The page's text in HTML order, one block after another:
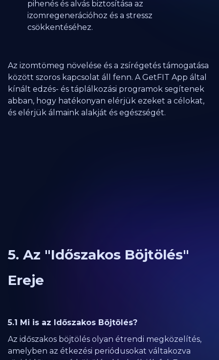
pihenés és alvás biztosítása az
izomregenerációhoz és a stressz
csökkentéséhez.
Az izomtömeg növelése és a zsírégetés támogatása
között szoros kapcsolat áll fenn. A GetFIT App által
kínált edzés- és táplálkozási programok segítenek
abban, hogy hatékonyan elérjük ezeket a célokat,
és elérjük álmaink alakját és egészségét.
5. Az "Időszakos Böjtölés"
Ereje
5.1 Mi is az Időszakos Böjtölés?
Az időszakos böjtölés olyan étrendi megközelítés,
amelyben az étkezési periódusokat váltakozva